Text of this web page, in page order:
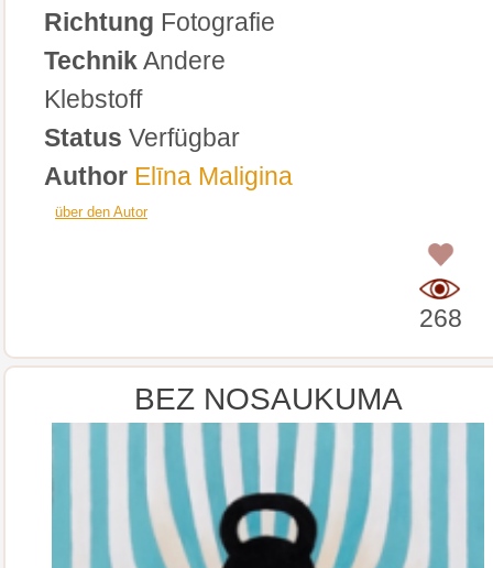
Richtung Fotografie
TechnikAndere
Klebstoff
Status Verfügbar
Author Elīna Maligina
über den Autor
268
BEZ NOSAUKUMA